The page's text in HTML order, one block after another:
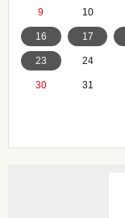
9 10
16 17
23 24
30 31